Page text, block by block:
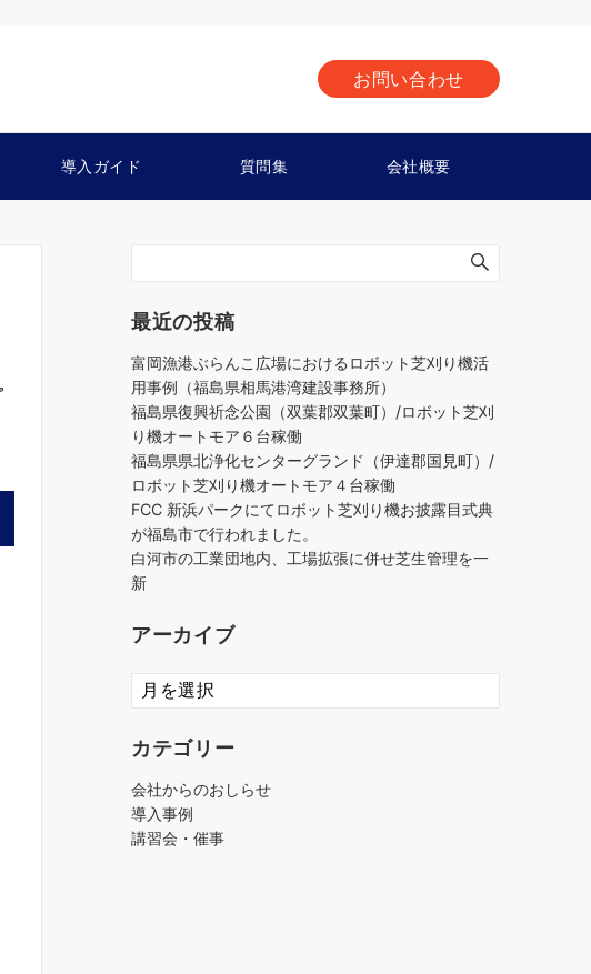
お問い合わせ
導入ガイド 質問集 会社概要
最近の投稿
富岡漁港ぶらんこ広場におけるロボット芝刈り機活
用事例（福島県相馬港湾建設事務所）
福島県復興祈念公園（双葉郡双葉町）/ロボット芝刈
り機オートモア６台稼働
福島県県北浄化センターグランド（伊達郡国見町）/
ロボット芝刈り機オートモア４台稼働
FCC 新浜パークにてロボット芝刈り機お披露目式典
が福島市で行われました。
白河市の工業団地内、工場拡張に併せ芝生管理を一
新
アーカイブ
ア
ー
イ
カテゴリー
会社からのおしらせ
導入事例
講習会・催事